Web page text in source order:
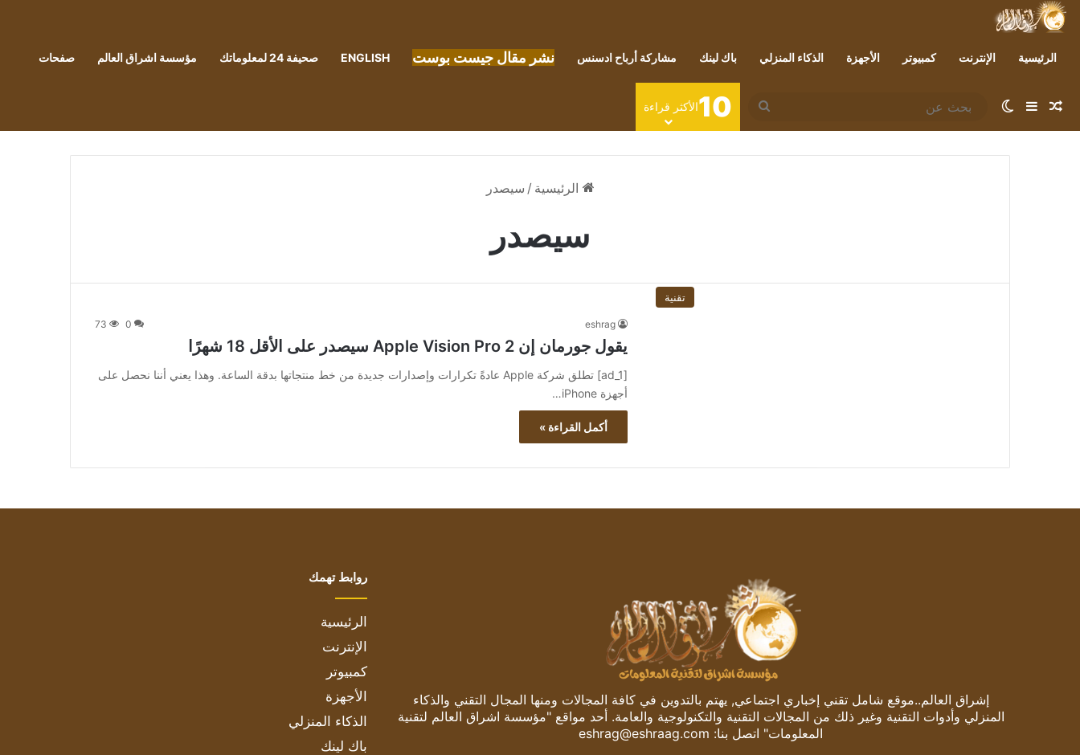
الرئيسية الإنترنت كمبيوتر الأجهزة الذكاء المنزلي باك لينك مشاركة أرباح ادسنس نشر مقال جيست بوست ENGLISH صحيفة 24 لمعلوماتك مؤسسة اشراق العالم صفحات
مقال عشوائي
إضافة عمود جانبي
الوضع المظلم
بحث
عن
10الأكثر قراءة
الرئيسية / سيصدر
سيصدر
تقنية
eshrag
0
73
يقول جورمان إن Apple Vision Pro 2 سيصدر على الأقل 18 شهرًا
[ad_1] تطلق شركة Apple عادةً تكرارات وإصدارات جديدة من خط منتجاتها بدقة الساعة. وهذا يعني أننا نحصل على
أجهزة iPhone…
أكمل القراءة »
إشراق العالم..موقع شامل تقني إخباري اجتماعي, يهتم بالتدوين في كافة المجالات ومنها المجال التقني والذكاء
المنزلي وأدوات التقنية وغير ذلك من المجالات التقنية والتكنولوجية والعامة. أحد مواقع "مؤسسة اشراق العالم لتقنية
المعلومات" اتصل بنا: eshrag@eshraag.com
روابط تهمك
الرئيسية
الإنترنت
كمبيوتر
الأجهزة
الذكاء المنزلي
باك لينك